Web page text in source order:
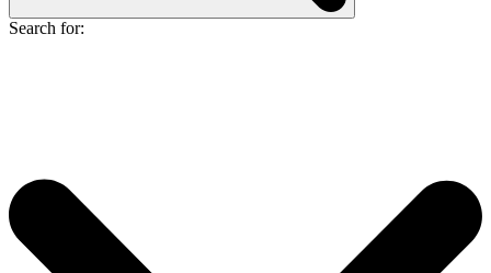
Search for: